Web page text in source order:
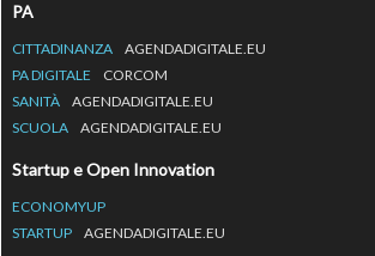
PA
CITTADINANZA
AGENDADIGITALE.EU
PA DIGITALE
CORCOM
SANITÀ
AGENDADIGITALE.EU
SCUOLA
AGENDADIGITALE.EU
Startup e Open Innovation
ECONOMYUP
STARTUP
AGENDADIGITALE.EU